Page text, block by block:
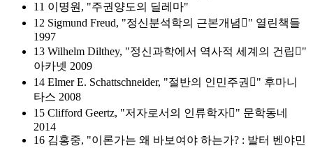
11 이명원, "주권양도의 딜레마"
12 Sigmund Freud, "정신분석학의 근본개념" 열린책들
1997
13 Wilhelm Dilthey, "정신과학에서 역사적 세계의 건립"
아카넷 2009
14 Elmer E. Schattschneider, "절반의 인민주권" 후마니
타스 2008
15 Clifford Geertz, "저자로서의 인류학자" 문학동네
2014
16 김홍중, "이론가는 왜 바보여야 하는가? : 발터 벤야민